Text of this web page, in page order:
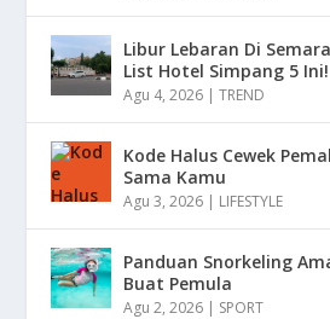
Libur Lebaran Di
List Hotel Simpang 5 Ini!
Agu 4, 2026 |TREND
Kode Halus Cewek
Sama Kamu
Agu 3, 2026 | LIFESTYLE
Panduan Snorkeling
Buat Pemula
Agu 2, 2026 | SPORT